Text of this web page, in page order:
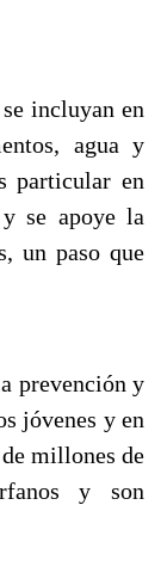
incluyan en
agua y
particular en
se apoye la
un paso que
prevención y
jóvenes y en
millones de
y son